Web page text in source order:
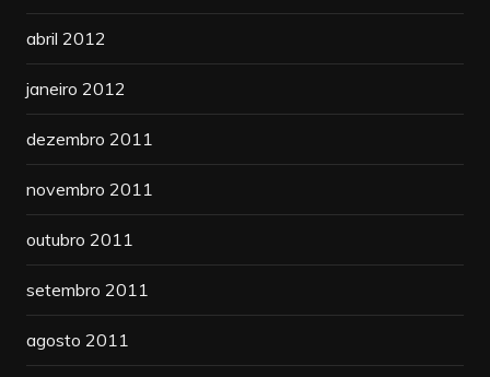
abril 2012
janeiro 2012
dezembro 2011
novembro 2011
outubro 2011
setembro 2011
agosto 2011